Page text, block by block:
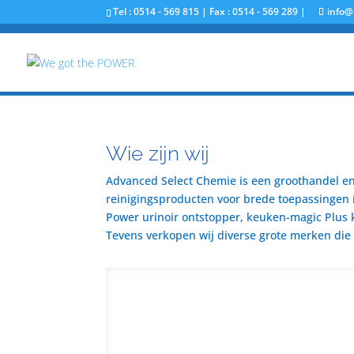
Tel : 0514 - 569 815 | Fax : 0514 - 569 289 |
Wie zijn wij
Advanced Select Chemie is een groothandel
reinigingsproducten voor brede
Power urinoir ontstopper, keuken-magic
Tevens verkopen wij diverse grote merken